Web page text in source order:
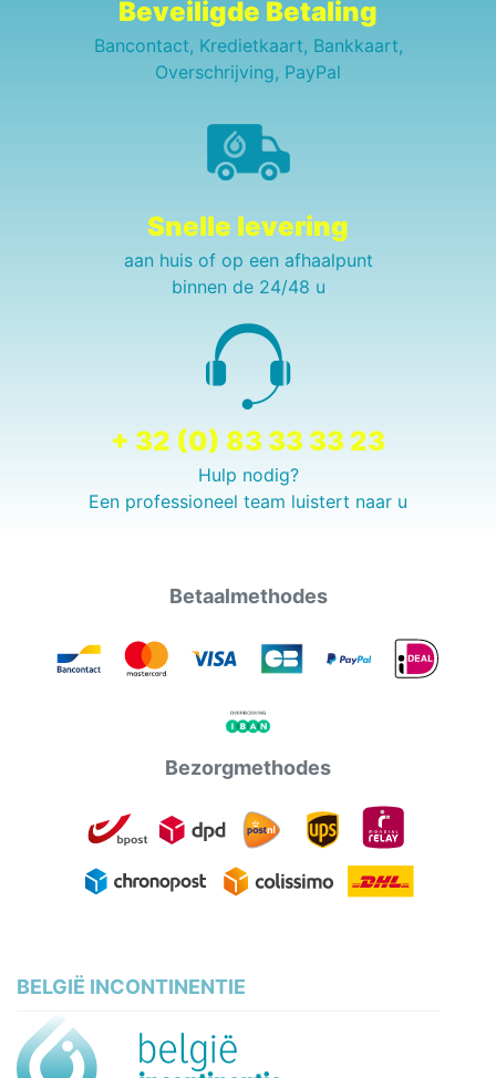
Beveiligde Betaling
Bancontact, Kredietkaart, Bankkaart,
Overschrijving, PayPal
Snelle levering
aan huis of op een afhaalpunt
binnen de 24/48 u
+ 32 (0) 83 33 33 23
Hulp nodig?
Een professioneel team luistert naar u
Betaalmethodes
Bezorgmethodes
BELGIË INCONTINENTIE